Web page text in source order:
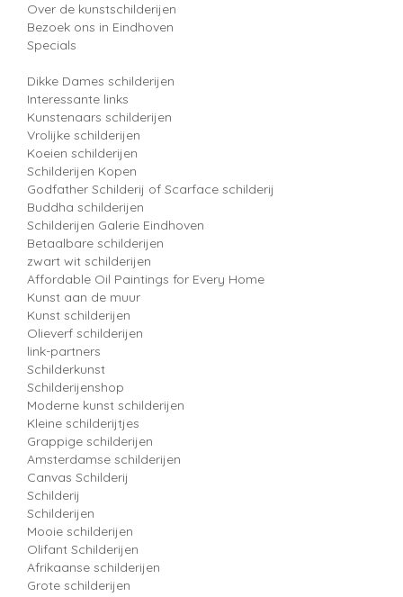
Over de kunstschilderijen
Bezoek ons in Eindhoven
Specials
Dikke Dames schilderijen
Interessante links
Kunstenaars schilderijen
Vrolijke schilderijen
Koeien schilderijen
Schilderijen Kopen
Godfather Schilderij of Scarface schilderij
Buddha schilderijen
Schilderijen Galerie Eindhoven
Betaalbare schilderijen
zwart wit schilderijen
Affordable Oil Paintings for Every Home
Kunst aan de muur
Kunst schilderijen
Olieverf schilderijen
link-partners
Schilderkunst
Schilderijenshop
Moderne kunst schilderijen
Kleine schilderijtjes
Grappige schilderijen
Amsterdamse schilderijen
Canvas Schilderij
Schilderij
Schilderijen
Mooie schilderijen
Olifant Schilderijen
Afrikaanse schilderijen
Grote schilderijen